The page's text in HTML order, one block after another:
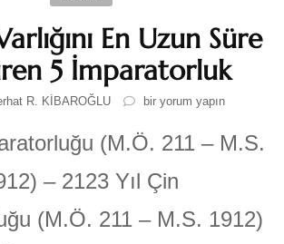
En Uzun Süre
5 İmparatorluk
R. KİBAROĞLU
Tarihte
En
Uzun
Süre
Sürdüren
İmparatorluk
bir yorum yapın
(M.Ö. 211 – M.S.
– 2123 Yıl Çin
(M.Ö. 211 – M.S. 1912)